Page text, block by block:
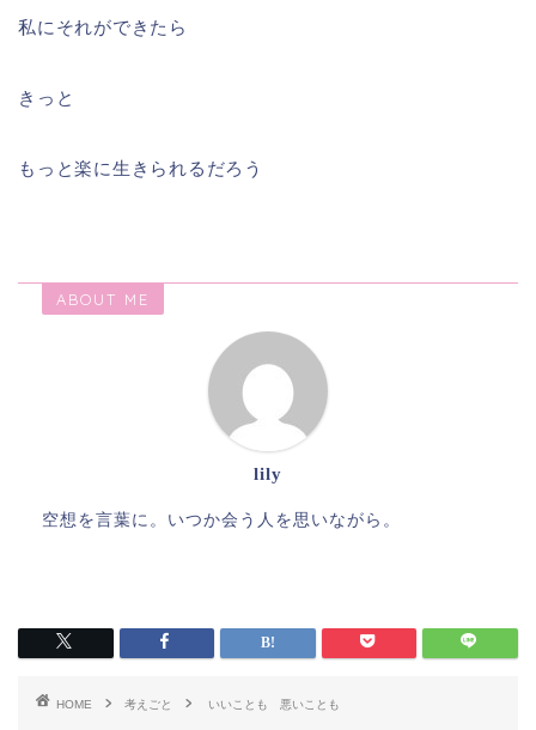
私にそれができたら
きっと
もっと楽に生きられるだろう
ABOUT ME
lily
空想を言葉に。いつか会う人を思いながら。
HOME 考えごと いいことも 悪いことも